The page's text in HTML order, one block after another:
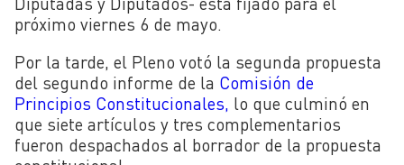
próximo viernes 6 de mayo.
Por la tarde, el Pleno votó la segunda propuesta
del segundo informe de la Comisión de
Principios Constitucionales, lo que culminó en
que siete artículos y tres complementarios
fueron despachados al borrador de la propuesta